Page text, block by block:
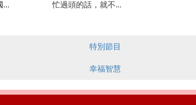
...
忙過頭的話，就不...
特別節目
幸福智慧